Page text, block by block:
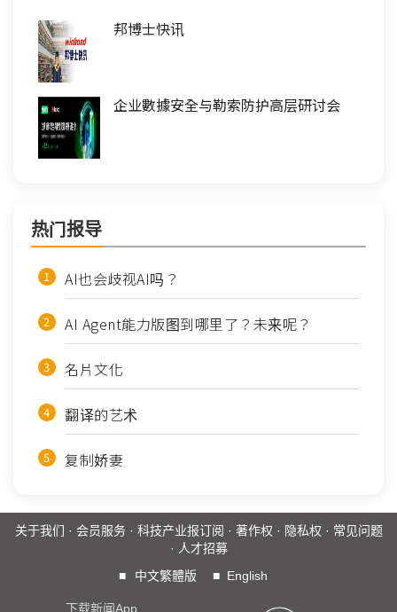
邦博士快讯
企业數據安全与勒索防护高层研讨会
热门报导
AI也会歧视AI吗？
AI Agent能力版图到哪里了？未来呢？
名片文化
翻译的艺术
复制娇妻
关于我们 · 会员服务· 科技产业报订阅 · 著作权 · 隐私权 · 常见问题
· 人才招募
■
中文繁體版 ■ English
下载新闻App